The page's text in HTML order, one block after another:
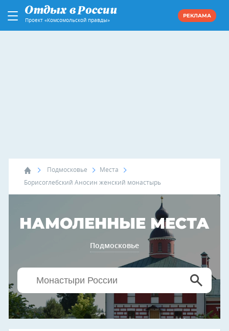
Проект «Комсомольской правды»
РЕКЛАМА
Подмосковье Места
Борисоглебский Аносин женский монастырь
НАМОЛЕННЫЕ МЕСТА
Подмосковье